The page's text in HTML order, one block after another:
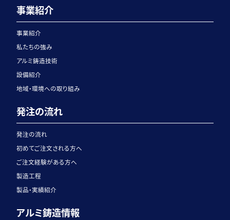
事業紹介
事業紹介
私たちの強み
アルミ鋳造技術
設備紹介
地域・環境への取り組み
発注の流れ
発注の流れ
初めてご注文される方へ
ご注文経験がある方へ
製造工程
製品・実績紹介
アルミ鋳造情報